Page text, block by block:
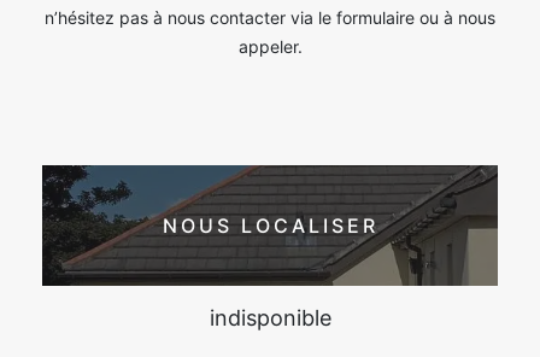
n’hésitez pas à nous contacter via le formulaire ou à nous
appeler.
NOUS LOCALISER
indisponible